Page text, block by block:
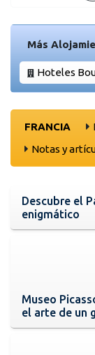
Más
Hoteles
FRANCIA
Notas y
Descubre el
enigmático
Museo
el arte de un